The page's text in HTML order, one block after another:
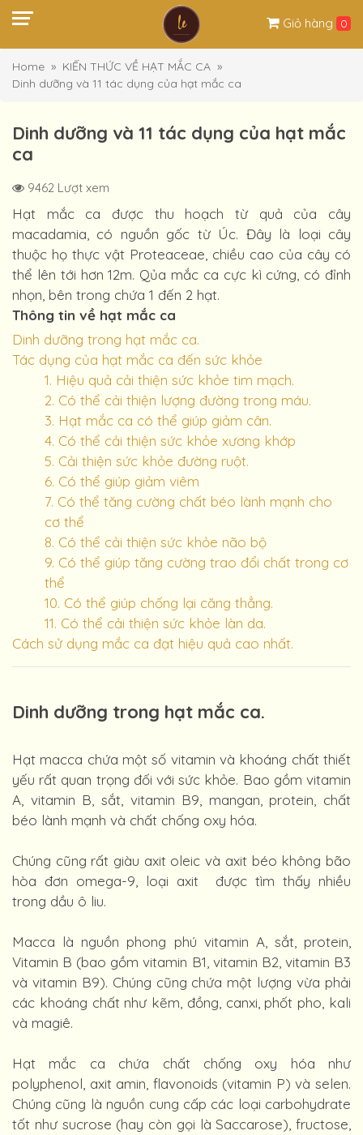
Giỏ hàng 0
Home
KIẾN THỨC VỀ HẠT MẮC CA
Dinh dưỡng và 11 tác dụng của hạt mắc ca
Dinh dưỡng và 11 tác dụng của hạt mắc
ca
9462 Lượt xem
Hạt mắc ca được thu hoạch từ quả của cây
macadamia, có nguồn gốc từ Úc. Đây là loại cây
thuộc họ thực vật Proteaceae, chiều cao của cây có
thể lên tới hơn 12m. Qủa mắc ca cực kì cứng, có đỉnh
nhọn, bên trong chứa 1 đến 2 hạt.
Thông tin về hạt mắc ca
Dinh dưỡng trong hạt mắc ca.
Tác dụng của hạt mắc ca đến sức khỏe
1. Hiệu quả cải thiện sức khỏe tim mạch.
2. Có thể cải thiện lượng đường trong máu.
3. Hạt mắc ca có thể giúp giảm cân.
4. Có thể cải thiện sức khỏe xương khớp
5. Cải thiện sức khỏe đường ruột.
6. Có thể giúp giảm viêm
7. Có thể tăng cường chất béo lành mạnh cho
cơ thể
8. Có thể cải thiện sức khỏe não bộ
9. Có thể giúp tăng cường trao đổi chất trong cơ
thể
10. Có thể giúp chống lại căng thẳng.
11. Có thể cải thiện sức khỏe làn da.
Cách sử dụng mắc ca đạt hiệu quả cao nhất.
Dinh dưỡng trong hạt mắc ca.
Hạt macca chứa một số vitamin và khoáng chất thiết
yếu rất quan trọng đối với sức khỏe. Bao gồm vitamin
A, vitamin B, sắt, vitamin B9, mangan, protein, chất
béo lành mạnh và chất chống oxy hóa.
Chúng cũng rất giàu axit oleic và axit béo không bão
hòa đơn omega-9, loại axit được tìm thấy nhiều
trong dầu ô liu.
Macca là nguồn phong phú vitamin A, sắt, protein,
Vitamin B (bao gồm vitamin B1, vitamin B2, vitamin B3
và vitamin B9). Chúng cũng chứa một lượng vừa phải
các khoáng chất như kẽm, đồng, canxi, phốt pho, kali
và magiê.
Hạt mắc ca chứa chất chống oxy hóa như
polyphenol, axit amin, flavonoids (vitamin P) và selen.
Chúng cũng là nguồn cung cấp các loại carbohydrate
tốt như sucrose (hay còn gọi là Saccarose), fructose,